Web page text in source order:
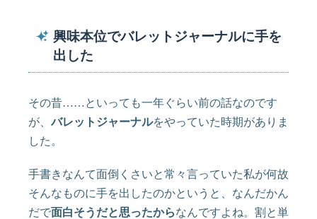
興味本位でバレットジャーナルに手を
出した
その昔……といっても一年ぐらい前の話なのです
が、バレットジャーナルをやっていた時期がありま
した。
手書きなんて面倒くさいと常々言っていた私が何故
そんなものに手を出したのかというと、なんだかん
だで面白そうだと思ったからなんですよね。割と単